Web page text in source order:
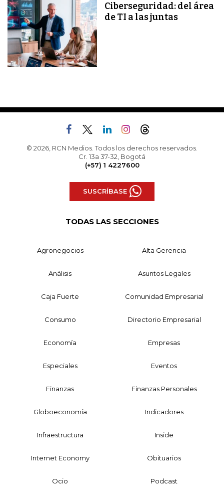
Ciberseguridad: del área
de TI a las juntas
© 2026, RCN Medios. Todos los derechos reservados.
Cr. 13a 37-32, Bogotá
(+57) 1 4227600
SUSCRÍBASE
TODAS LAS SECCIONES
Agronegocios Alta Gerencia
Análisis Asuntos Legales
Caja Fuerte Comunidad Empresarial
Consumo Directorio Empresarial
Economía Empresas
Especiales Eventos
Finanzas Finanzas Personales
Globoeconomía Indicadores
Infraestructura Inside
Internet Economy Obituarios
Ocio Podcast